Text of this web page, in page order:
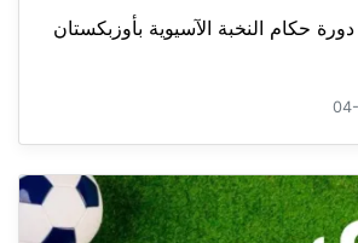
حكام النخبة الآسيوية بأوزبكستان